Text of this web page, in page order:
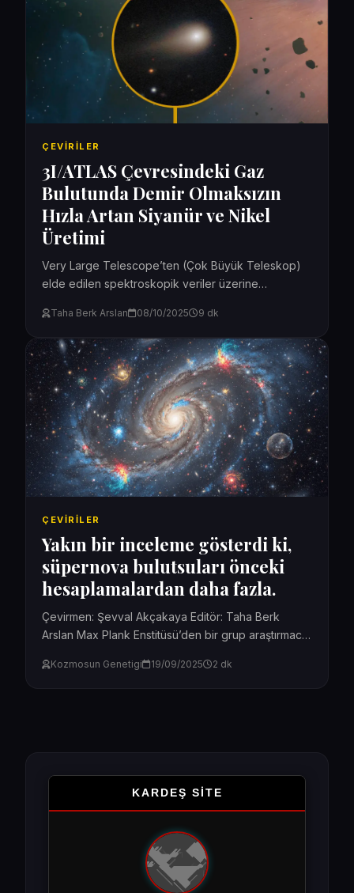
ÇEVIRILER
3I/ATLAS Çevresindeki Gaz
Bulutunda Demir Olmaksızın
Hızla Artan Siyanür ve Nikel
Üretimi
Very Large Telescope’ten (Çok Büyük Teleskop)
elde edilen spektroskopik veriler üzerine
3I/ATLAS’ı çevreleyen gaz bulutunda...
Taha Berk Arslan 08/10/2025 9 dk
ÇEVIRILER
Yakın bir inceleme gösterdi ki,
süpernova bulutsuları önceki
hesaplamalardan daha fazla.
Çevirmen: Şevval Akçakaya Editör: Taha Berk
Arslan Max Plank Enstitüsü’den bir grup araştırmacı,
gösteren kanıtlar buldu. Nature...
Kozmosun Genetigi 19/09/2025 2 dk
sayfalaması
KARDEŞ SİTE